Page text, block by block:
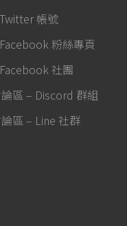
帳號
粉絲專頁
社團
區 – Discord 群組
區 – Line 社群